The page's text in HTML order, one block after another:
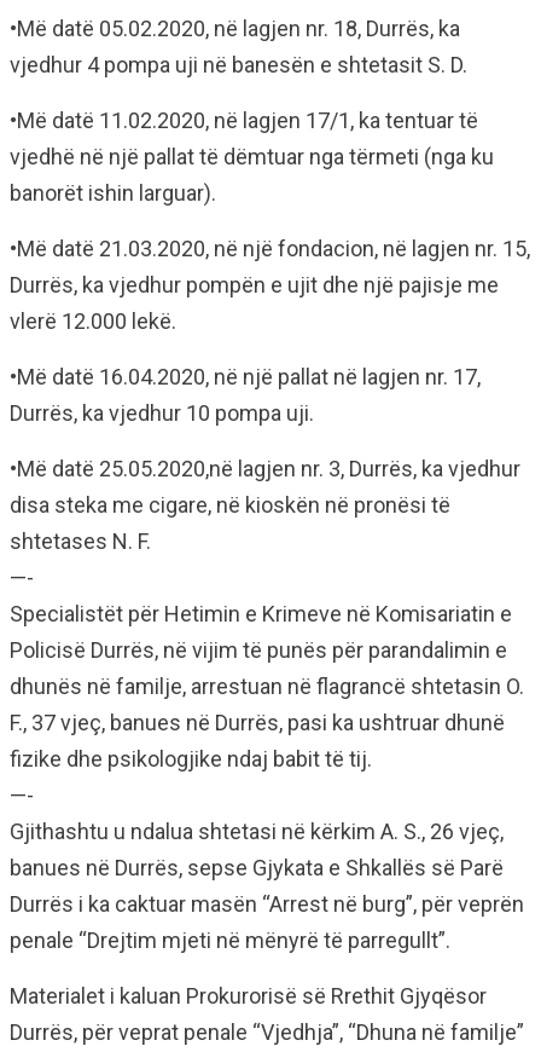
•Më datë 05.02.2020, në lagjen nr. 18, Durrës, ka
vjedhur 4 pompa uji në banesën e shtetasit S. D.
•Më datë 11.02.2020, në lagjen 17/1, ka tentuar të
vjedhë në një pallat të dëmtuar nga tërmeti (nga ku
banorët ishin larguar).
•Më datë 21.03.2020, në një fondacion, në lagjen nr. 15,
Durrës, ka vjedhur pompën e ujit dhe një pajisje me
vlerë 12.000 lekë.
•Më datë 16.04.2020, në një pallat në lagjen nr. 17,
Durrës, ka vjedhur 10 pompa uji.
•Më datë 25.05.2020,në lagjen nr. 3, Durrës, ka vjedhur
disa steka me cigare, në kioskën në pronësi të
shtetases N. F.
—-
Specialistët për Hetimin e Krimeve në Komisariatin e
Policisë Durrës, në vijim të punës për parandalimin e
dhunës në familje, arrestuan në flagrancë shtetasin O.
F., 37 vjeç, banues në Durrës, pasi ka ushtruar dhunë
fizike dhe psikologjike ndaj babit të tij.
—-
Gjithashtu u ndalua shtetasi në kërkim A. S., 26 vjeç,
banues në Durrës, sepse Gjykata e Shkallës së Parë
Durrës i ka caktuar masën “Arrest në burg”, për veprën
penale “Drejtim mjeti në mënyrë të parregullt”.
Materialet i kaluan Prokurorisë së Rrethit Gjyqësor
Durrës, për veprat penale “Vjedhja”, “Dhuna në familje”